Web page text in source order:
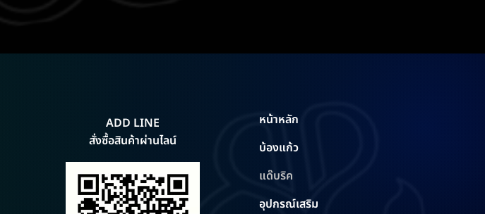
ADD LINE
สั่งซื้อสินค้าผ่านไลน์
หน้าหลัก
บ้องแก้ว
แด๊บริค
อุปกรณ์เสริม